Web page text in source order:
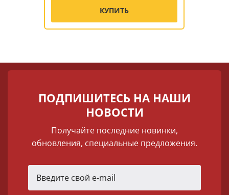
КУПИТЬ
ПОДПИШИТЕСЬ НА НАШИ
НОВОСТИ
Получайте последние новинки,
обновления, специальные предложения.